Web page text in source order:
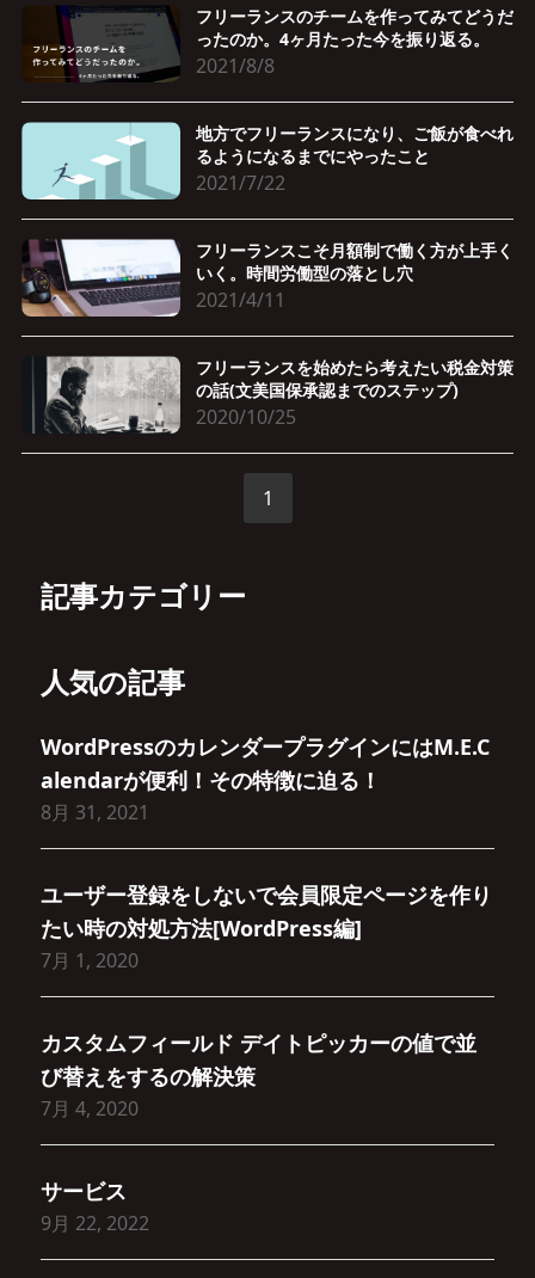
フリーランスのチームを作ってみてどうだ
ったのか。4ヶ月たった今を振り返る。
2021/8/8
地方でフリーランスになり、ご飯が食べれ
るようになるまでにやったこと
2021/7/22
フリーランスこそ月額制で働く方が上手く
いく。時間労働型の落とし穴
2021/4/11
フリーランスを始めたら考えたい税金対策
の話(文美国保承認までのステップ)
2020/10/25
1
記事カテゴリー
人気の記事
WordPressのカレンダープラグインにはM.E.C
alendarが便利！その特徴に迫る！
8月 31, 2021
ユーザー登録をしないで会員限定ページを作り
たい時の対処方法[WordPress編]
7月 1, 2020
カスタムフィールド デイトピッカーの値で並
び替えをするの解決策
7月 4, 2020
サービス
9月 22, 2022